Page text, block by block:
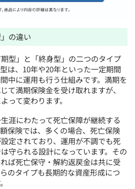
の違い
型」と「終身型」の二つのタイプ
は、10年や20年といった一定期間
中に運用も行う仕組みです。満期を
て満期保険金を受け取れますが、
って変わります。
涯にわたって死亡保障が継続する
保険では、多くの場合、死亡保険
定されており、運用が不調でも死
守られる設計になっています。その
ば死亡保守・解約返戻金は共に受
のタイプも長期的な資産形成につ